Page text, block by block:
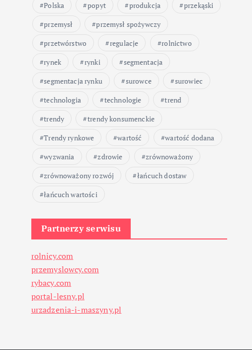
Polska
popyt produkcja
przekąski
przemysł
przemysł spożywczy
przetwórstwo
regulacje
rolnictwo
rynek
rynki
segmentacja
segmentacja rynku
surowce
surowiec
technologia
technologie
trend
trendy
trendy konsumenckie
Trendy rynkowe
wartość
wartość dodana
wyzwania
zdrowie
zrównoważony
zrównoważony rozwój
łańcuch dostaw
łańcuch wartości
Partnerzy serwisu
rolnicy.com
przemyslowcy.com
rybacy.com
portal-lesny.pl
urzadzenia-i-maszyny.pl